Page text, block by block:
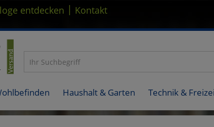
entdecken | Kontakt
Haushalt & Garten Technik &